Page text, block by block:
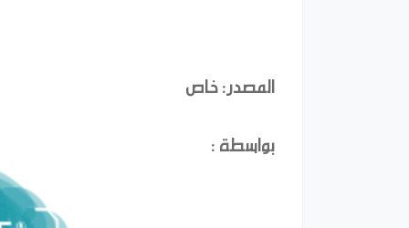
المصدر: خاص
بواسطة :